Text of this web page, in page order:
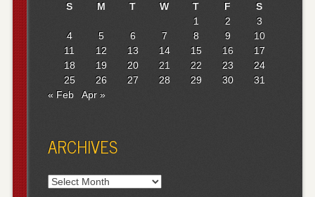
S M T W T F
S
1
2
3
4
5 6 7 8 9
10
11
12 13 14 15 16
17
18
19 20 21 22 23
24
25
26 27 28 29 30
31
« Feb
Apr »
ARCHIVES
Archives